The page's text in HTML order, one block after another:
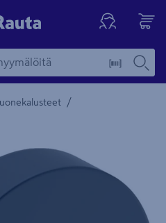
/
Tuotteen kuvaus -